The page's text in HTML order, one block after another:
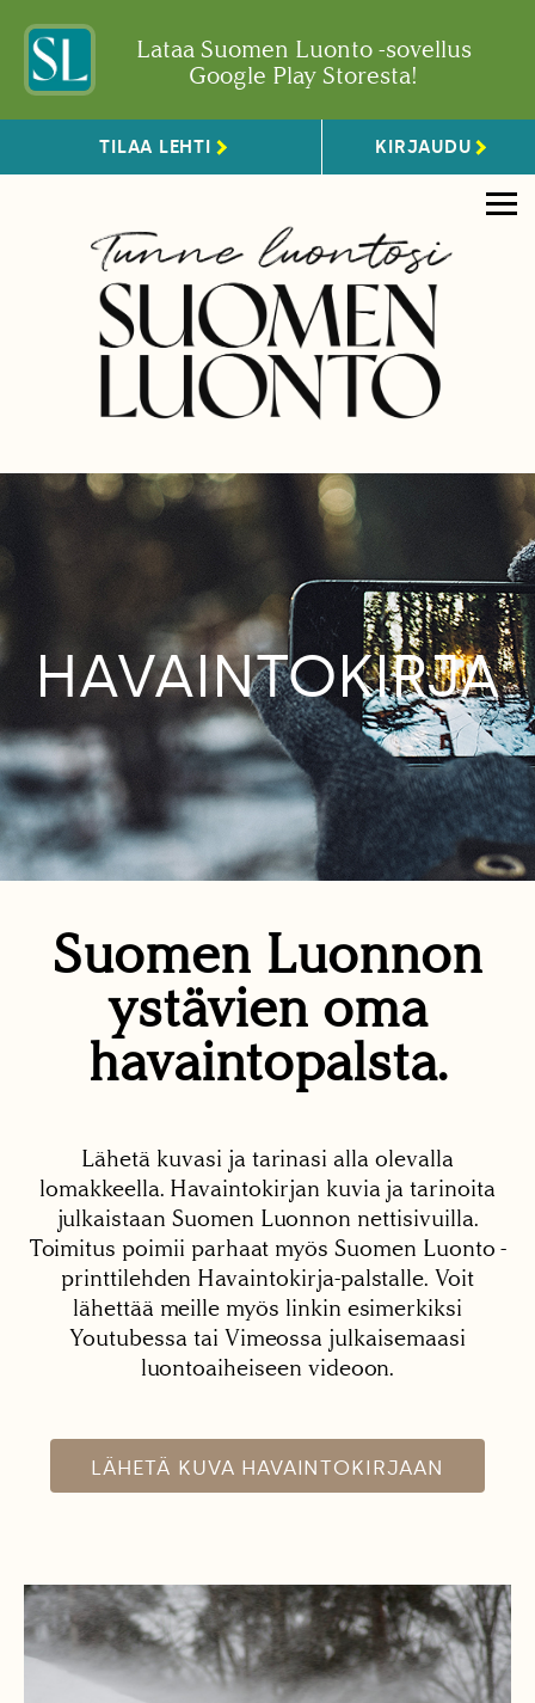
Lataa Suomen Luonto -sovellus
Google Play Storesta!
TILAA LEHTI KIRJAUDU
HAVAINTOKIRJA
Suomen Luonnon
ystävien oma
havaintopalsta.
Lähetä kuvasi ja tarinasi alla olevalla
lomakkeella. Havaintokirjan kuvia ja tarinoita
julkaistaan Suomen Luonnon nettisivuilla.
Toimitus poimii parhaat myös Suomen Luonto -
printtilehden Havaintokirja-palstalle. Voit
lähettää meille myös linkin esimerkiksi
Youtubessa tai Vimeossa julkaisemaasi
luontoaiheiseen videoon.
LÄHETÄ KUVA HAVAINTOKIRJAAN